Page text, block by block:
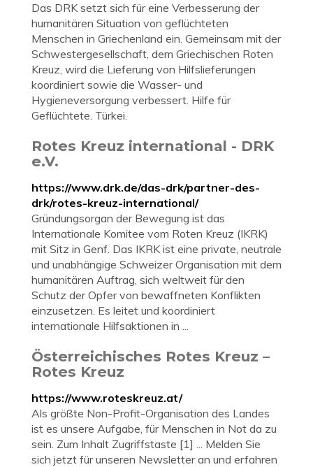
Das DRK setzt sich für eine Verbesserung der
humanitären Situation von geflüchteten
Menschen in Griechenland ein. Gemeinsam mit der
Schwestergesellschaft, dem Griechischen Roten
Kreuz, wird die Lieferung von Hilfslieferungen
koordiniert sowie die Wasser- und
Hygieneversorgung verbessert. Hilfe für
Geflüchtete. Türkei.
Rotes Kreuz international - DRK
e.V.
https://www.drk.de/das-drk/partner-des-
drk/rotes-kreuz-international/
Gründungsorgan der Bewegung ist das
Internationale Komitee vom Roten Kreuz (IKRK)
mit Sitz in Genf. Das IKRK ist eine private, neutrale
und unabhängige Schweizer Organisation mit dem
humanitären Auftrag, sich weltweit für den
Schutz der Opfer von bewaffneten Konflikten
einzusetzen. Es leitet und koordiniert
internationale Hilfsaktionen in ...
Österreichisches Rotes Kreuz –
Rotes Kreuz
https://www.roteskreuz.at/
Als größte Non-Profit-Organisation des Landes
ist es unsere Aufgabe, für Menschen in Not da zu
sein. Zum Inhalt Zugriffstaste [1] ... Melden Sie
sich jetzt für unseren Newsletter an und erfahren